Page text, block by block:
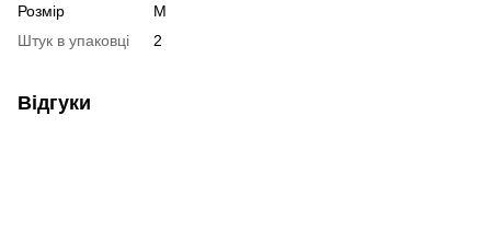
Розмір
M
Штук в упаковці
2
Відгуки